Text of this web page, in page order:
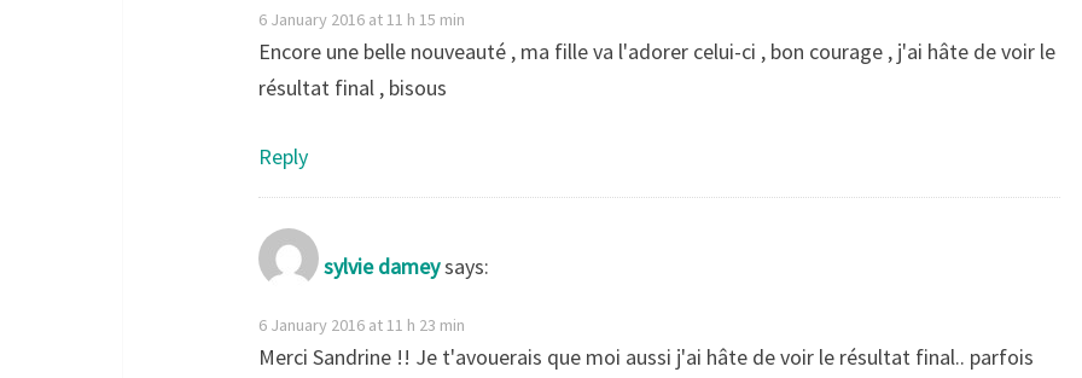
6 January 2016 at 11 h 15 min
Encore une belle nouveauté , ma fille va l'adorer celui-ci , bon courage , j'ai hâte de voir le
résultat final , bisous
Reply
sylvie dameysays:
6 January 2016 at 11 h 23 min
Merci Sandrine !! Je t'avouerais que moi aussi j'ai hâte de voir le résultat final.. parfois